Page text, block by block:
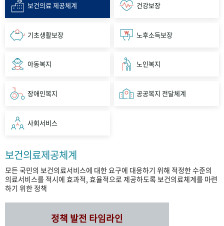
보건의료 제공체계 건강보장
기초생활보장 노후소득보장
아동복지 노인복지
장애인복지 공공복지 전달체계
사회서비스
보건의료제공체계
모든 국민의 보건의료서비스에 대한 요구에 대응하기 위해 적정한 수준의
의료서비스를 적시에 효과적, 효율적으로 제공하도록 보건의료체계를 마련
하기 위한 정책
정책 발전 타임라인